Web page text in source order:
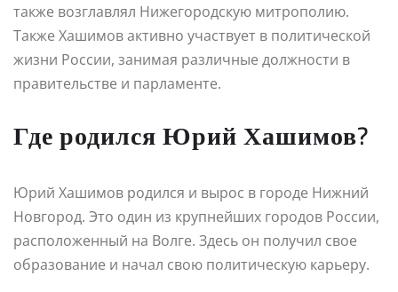
также возглавлял Нижегородскую митрополию.
Также Хашимов активно участвует в политической
жизни России, занимая различные должности в
правительстве и парламенте.
Где родился Юрий Хашимов?
Юрий Хашимов родился и вырос в городе Нижний
Новгород. Это один из крупнейших городов России,
расположенный на Волге. Здесь он получил свое
образование и начал свою политическую карьеру.